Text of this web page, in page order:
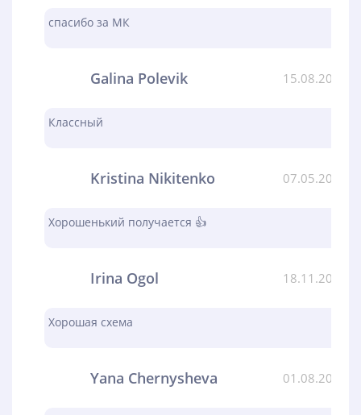
спасибо за МК
Galina Polevik 15.08.2024
Классный
Kristina Nikitenko 07.05.2024
Хорошенький получается 👍
Irina Ogol 18.11.2023
Хорошая схема
Yana Chernysheva 01.08.2023